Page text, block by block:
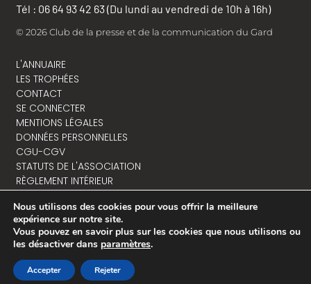
Tél : 06 64 93 42 63 (Du lundi au vendredi de 10h à 16h)
© 2026 Club de la presse et de la communication du Gard
L'ANNUAIRE
LES TROPHÉES
CONTACT
SE CONNECTER
MENTIONS LÉGALES
DONNÉES PERSONNELLES
CGU-CGV
STATUTS DE L'ASSOCIATION
RÈGLEMENT INTÉRIEUR
NOUS CONTACTER
Nous utilisons des cookies pour vous offrir la meilleure
expérience sur notre site.
Vous pouvez en savoir plus sur les cookies que nous utilisons ou
les désactiver dans paramètres.
Accepter Rejeter